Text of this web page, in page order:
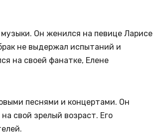
Он женился на певице Ларисе
не выдержал испытаний и
на своей фанатке, Елене
песнями и концертами. Он
свой зрелый возраст. Его